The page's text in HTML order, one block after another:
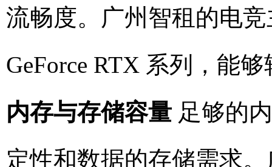
流畅度。广州智租的电
GeForce RTX 系列，能
内存与存储容量 足够的
定性和数据的存储需求